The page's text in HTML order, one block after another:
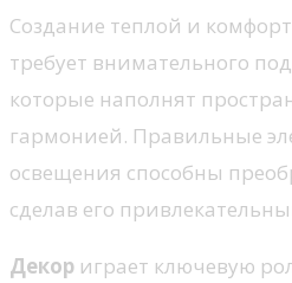
Создание теплой и
требует внимательного
которые наполнят
гармонией. Правильные
освещения способны
сделав его
Декор играет ключевую